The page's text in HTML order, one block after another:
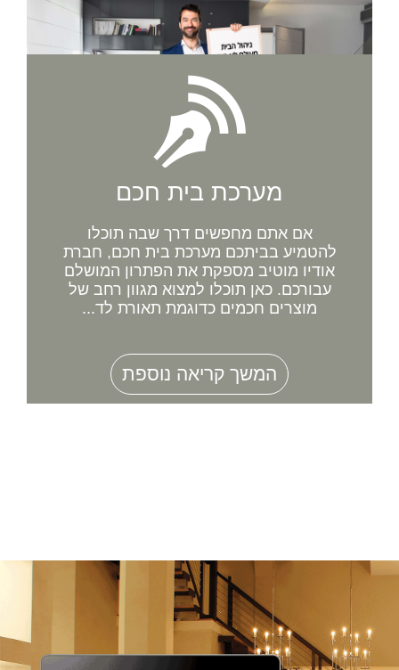
מערכת בית חכם
אם אתם מחפשים דרך שבה תוכלו
להטמיע בביתכם מערכת בית חכם, חברת
אודיו מוטיב מספקת את הפתרון המושלם
עבורכם. כאן תוכלו למצוא מגוון רחב של
מוצרים חכמים כדוגמת תאורת לד...
המשך קריאה נוספת